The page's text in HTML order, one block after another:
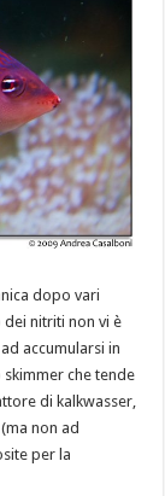
dopo vari
nitriti non vi è
accumularsi in
che tende
di kalkwasser,
non ad
per la